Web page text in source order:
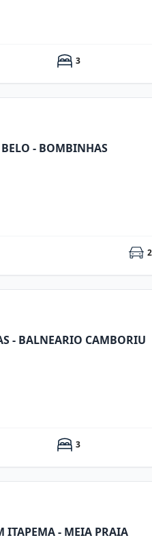
3
- BOMBINHAS
2
- BALNEARIO CAMBORIU
3
ITAPEMA - MEIA PRAIA